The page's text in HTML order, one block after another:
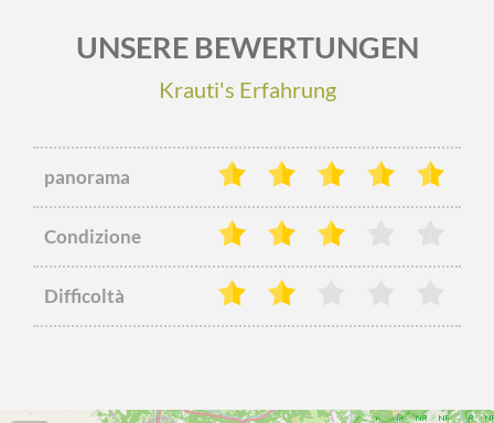
UNSERE BEWERTUNGEN
Krauti's Erfahrung
panorama
Condizione
Difficoltà